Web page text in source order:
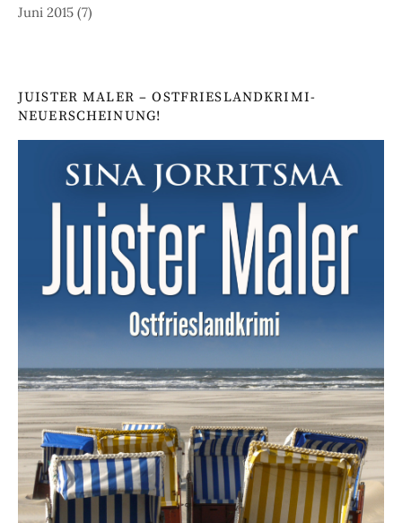
Juni 2015 (7)
JUISTER MALER – OSTFRIESLANDKRIMI-
NEUERSCHEINUNG!